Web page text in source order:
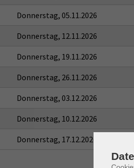
Donnerstag, 05.11.2026
Donnerstag, 12.11.2026
Donnerstag, 19.11.2026
Donnerstag, 26.11.2026
Donnerstag, 03.12.2026
Donnerstag, 10.12.2026
Donnerstag, 17.12.2026